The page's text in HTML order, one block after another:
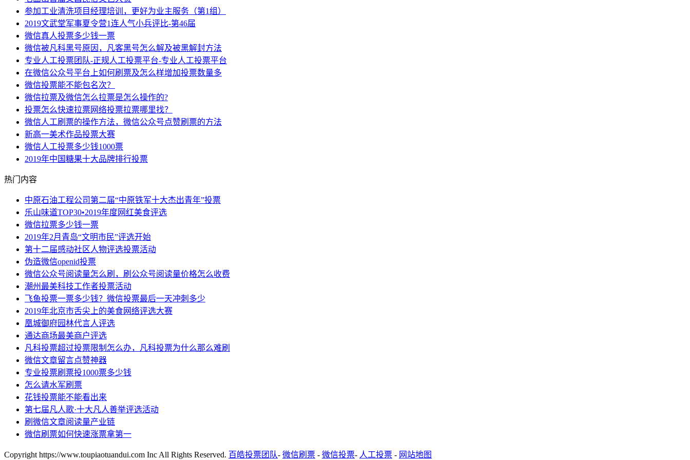
参加工业清洗项目经理培训，更好为业主服务（第1组）
2019文武堂军事夏令营1连人气小兵评比-第46届
微信真人投票多少钱一票
微信被凡科黑号原因，凡客黑号怎么解及被黑解封方法
专业人工投票团队-正规人工投票平台-专业人工投票平台
在微信公众号平台上如何刷票及怎么样增加投票数量多
微信投票能不能包名次？
微信拉票及微信怎么拉票是怎么操作的?
投票怎么快速拉票网络投票拉票哪里找？
微信人工刷票的操作方法，微信公众号点赞刷票的方法
新高一美术作品投票大赛
微信人工投票多少钱1000票
2019年中国糖果十大品牌排行投票
热门内容
中原石油工程公司第二届“中原铁军十大杰出青年”投票
乐山味道TOP30•2019年度网红美食评选
微信拉票多少钱一票
2019年2月青岛“文明市民”评选开始
第十二届感动社区人物评选投票活动
伪造微信openid投票
微信公众号阅读量怎么刷，刷公众号阅读量价格怎么收费
潮州最美科技工作者投票活动
飞鱼投票一票多少钱？微信投票最后一天冲刺多少
2019年北京市舌尖上的美食网络评选大赛
凰城御府园林代言人评选
通达商场最美商户评选
凡科投票超过投票限制怎么办，凡科投票为什么那么难刷
微信文章留言点赞神器
专业投票刷票投1000票多少钱
怎么请水军刷票
花钱投票能不能看出来
第七届凡人歌·十大凡人善举评选活动
刷微信文章阅读量产业链
微信刷票如何快速涨票拿第一
Copyright https://www.toupiaotuandui.com Inc All Rights Reserved. 百皓投票团队- 微信刷票 - 微信投票- 人工投票 - 网站地图